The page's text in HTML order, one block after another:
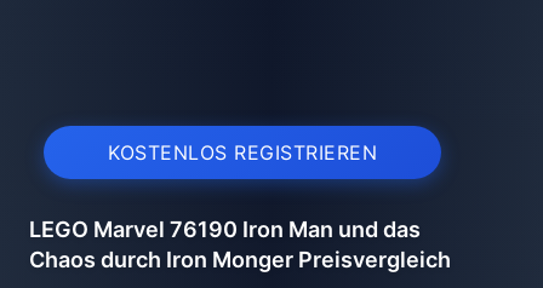
KOSTENLOS REGISTRIEREN
LEGO Marvel 76190 Iron Man und das
Chaos durch Iron Monger Preisvergleich